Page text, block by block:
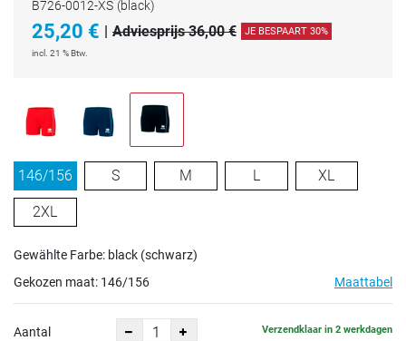
B726-0012-XS (black)
25,20 € | Adviesprijs 36,00 € JE BESPAART 30%
incl. 21 % Btw.
146/156 S M L XL
2XL
Gewählte Farbe: black (schwarz)
Gekozen maat: 146/156 Maattabel
Aantal Verzendklaar in 2 werkdagen